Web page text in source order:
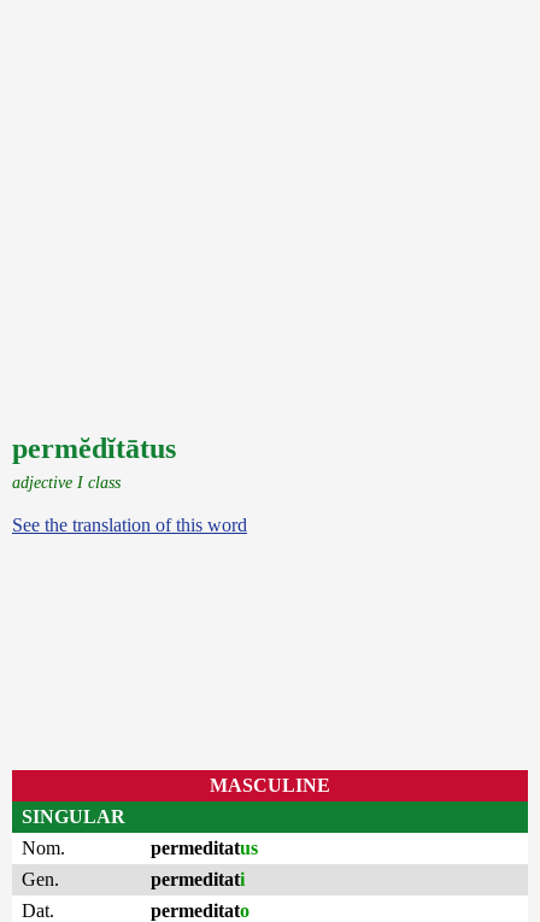
permĕdĭtātus
adjective I class
See the translation of this word
MASCULINE
SINGULAR
Nom.
permeditatus
Gen.
permeditati
Dat.
permeditato